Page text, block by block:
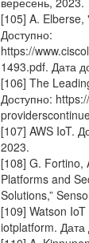
[105] A.
Доступно:
https://
1493.pdf. Дата
[106] The
Доступно:
[107] AWS IoT.
2023.
[108] G. Fortino,
Platforms and
Solutions,”
[109] Watson
iotplatform. Дата